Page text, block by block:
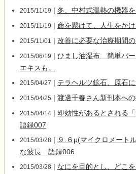
2015/11/19 | 冬、中村式温熱の機器
2015/11/19 | 命を懸けて、人生をか
2015/11/01 | 改善に必要な治療期間
2015/06/19 | ひまし油湿布 簡単バ
エキスも。
2015/04/27 | テラヘルツ鉱石、原石
2015/04/25 | 渡邊千春さん新刊本へ
2015/04/14| 即効性があるとされる
語録007
2015/03/28 | ９.６μ(マイクロメート
な波長 語録006
2015/03/28 | なにを目的とし、どこ